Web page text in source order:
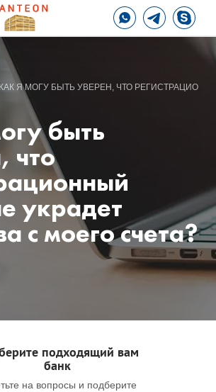
КАК Я МОГУ БЫТЬ УВЕРЕН, ЧТО
быть
что
украдет
с моего счета?
подходящий вам
банк
на вопросы и подберите